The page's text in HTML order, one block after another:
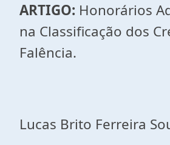
ARTIGO: Honorários
na Classificação dos
Falência.
Lucas Brito Ferreira